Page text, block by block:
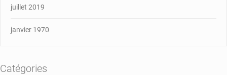
juillet 2019
janvier 1970
Catégories